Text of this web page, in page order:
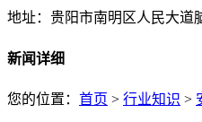
地址：贵阳市南明区人民大道
新闻详细
您的位置： 首页 > 行业知识 >